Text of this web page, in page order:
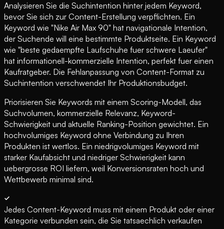
Analysieren Sie die Suchintention hinter jedem Keyword,
bevor Sie sich zur Content-Erstellung verpflichten. Ein
Keyword wie "Nike Air Max 90" hat navigationale Intention,
der Suchende will eine bestimmte Produktseite. Ein Keyword
wie "beste gedaempfte Laufschuhe fuer schwere Laeufer"
hat informationell-kommerzielle Intention, perfekt fuer einen
Kaufratgeber. Die Fehlanpassung von Content-Format zu
Suchintention verschwendet Ihr Produktionsbudget.
Priorisieren Sie Keywords mit einem Scoring-Modell, das
Suchvolumen, kommerzielle Relevanz, Keyword-
Schwierigkeit und aktuelle Ranking-Position gewichtet. Ein
hochvolumiges Keyword ohne Verbindung zu Ihren
Produkten ist wertlos. Ein niedrigvolumiges Keyword mit
starker Kaufabsicht und niedriger Schwierigkeit kann
uebergrosse ROI liefern, weil Konversionsraten hoch und
Wettbewerb minimal sind.
Jedes Content-Keyword muss mit einem Produkt oder einer
Kategorie verbunden sein, die Sie tatsaechlich verkaufen